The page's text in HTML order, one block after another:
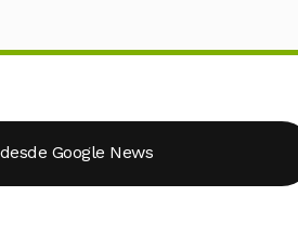
desde Google News